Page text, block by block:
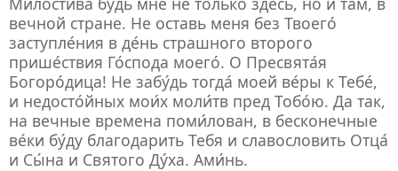
вечной стране. Не оставь меня без Твоего́
заступле́ния в де́нь страшного второго
прише́ствия Го́спода моего́. О Пресвята́я
Богоро́дица! Не забу́дь тогда́ моей ве́ры к Тебе́,
и недосто́йных мои́х моли́тв пред Тобо́ю. Да так,
на вечные времена поми́лован, в бесконечные
ве́ки бу́ду благодарить Тебя и славословить Отца́
и Сы́на и Святого Ду́ха. Ами́нь.